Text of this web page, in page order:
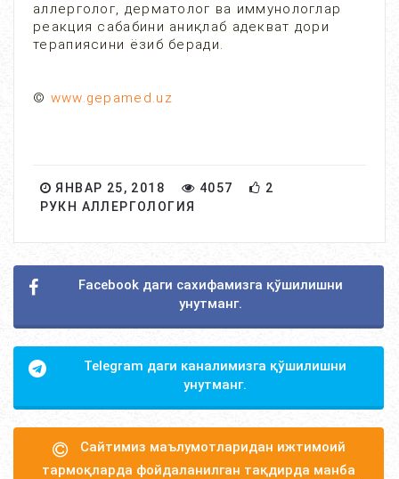
аллерголог, дерматолог ва иммунологлар
реакция сабабини аниқлаб адекват дори
терапиясини ёзиб беради.
© www.gepamed.uz
ЯНВАР 25, 2018 4057
2
РУКН АЛЛЕРГОЛОГИЯ
Facebook даги сахифамизга қўшилишни
унутманг.
Telegram даги каналимизга қўшилишни
унутманг.
Сайтимиз маълумотларидан ижтимоий
тармоқларда фойдаланилган тақдирда манба